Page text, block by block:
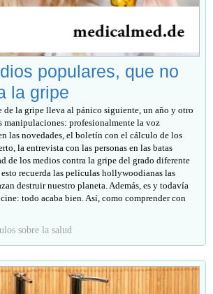
populares, que no
la gripe
de la gripe lleva al pánico siguiente, un año y otro
manipulaciones: profesionalmente la voz
las novedades, el boletín con el cálculo de los
la entrevista con las personas en las batas
de los medios contra la gripe del grado diferente
recuerda las películas hollywoodianas las
destruir nuestro planeta. Además, es y todavía
todo acaba bien. Así, como comprender con
sobre la salud